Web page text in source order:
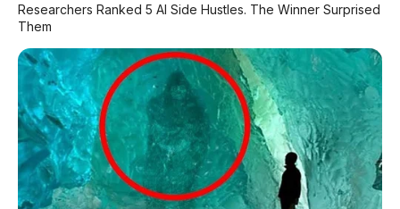
Hyundai Ioniq 3 Resmi
Dipamerkan di GIIAS 2026:
Hatchback Listrik Kompak
dengan Range 496 Km
Volkswagen ID. Aura T6
Resmi Debut di Beijing: SUV
Listrik 800V dengan LiDAR
dan Kabin 1,8 Meter Bisa
Researchers Ranked 5 AI Side Hustles. The Winner Surprised
Them